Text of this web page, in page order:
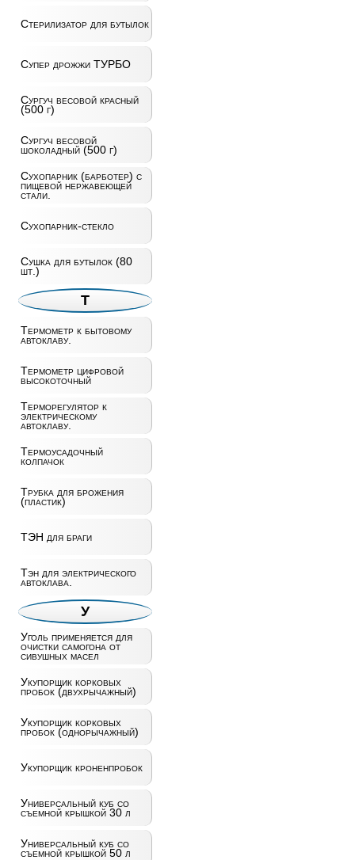
Стерилизатор для бутылок
Супер дрожжи ТУРБО
Сургуч весовой красный
(500 г)
Сургуч весовой
шоколадный (500 г)
Сухопарник (барботер) с
пищевой нержавеющей
стали.
Сухопарник-стекло
Сушка для бутылок (80
шт.)
Т
Термометр к бытовому
автоклаву.
Термометр цифровой
высокоточный
Терморегулятор к
электрическому
автоклаву.
Термоусадочный
колпачок
Трубка для брожения
(пластик)
ТЭН для браги
Тэн для электрического
автоклава.
У
Уголь применяется для
очистки самогона от
сивушных масел
Укупорщик корковых
пробок (двухрычажный)
Укупорщик корковых
пробок (однорычажный)
Укупорщик кроненпробок
Универсальный куб со
съемной крышкой 30 л
Универсальный куб со
съемной крышкой 50 л